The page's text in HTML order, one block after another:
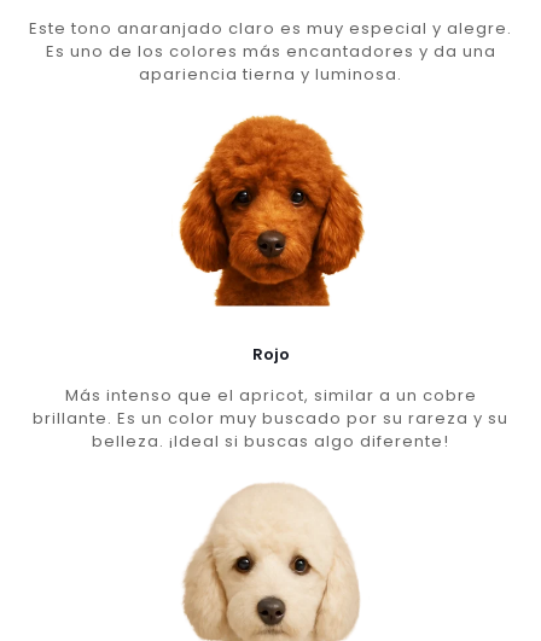
Este tono anaranjado claro es muy especial y alegre.
Es uno de los colores más encantadores y da una
apariencia tierna y luminosa.
Rojo
Más intenso que el apricot, similar a un cobre
brillante. Es un color muy buscado por su rareza y su
belleza. ¡Ideal si buscas algo diferente!